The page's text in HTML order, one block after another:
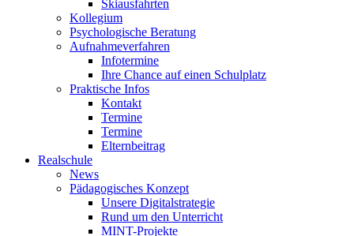
Skiausfahrten
Kollegium
Psychologische Beratung
Aufnahmeverfahren
Infotermine
Ihre Chance auf einen Schulplatz
Praktische Infos
Kontakt
Termine
Termine
Elternbeitrag
Realschule
News
Pädagogisches Konzept
Unsere Digitalstrategie
Rund um den Unterricht
MINT-Projekte